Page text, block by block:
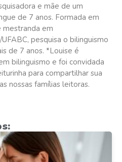
e mãe de um
de 7 anos. Formada em
mestranda em
pesquisa o bilinguismo
de 7 anos. *Louise é
bilinguismo e foi convidada
para compartilhar sua
nossas famílias leitoras.